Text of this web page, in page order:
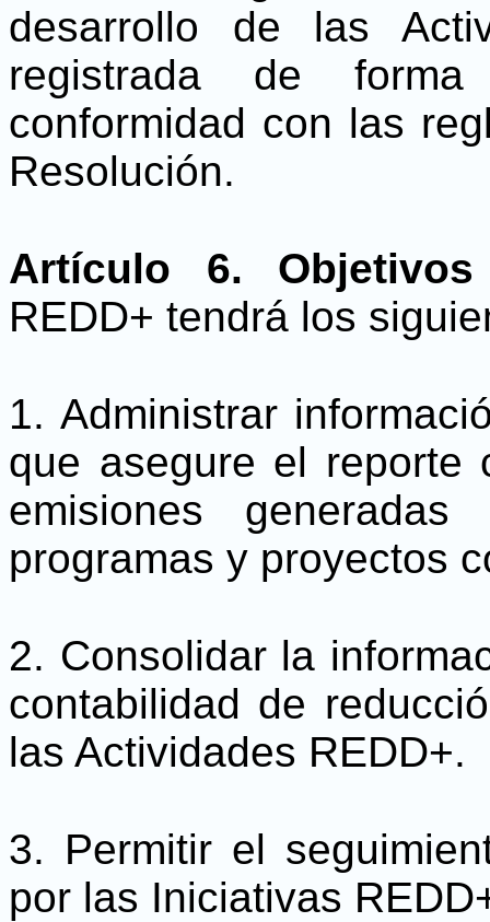
desarrollo de las
registrada de
conformidad con las
Resolución.
Artículo 6.
REDD+ tendrá los
1. Administrar
que asegure el reporte
emisiones
programas y proyectos
2. Consolidar la
contabilidad de
las Actividades REDD+.
3. Permitir el
por las Iniciativas